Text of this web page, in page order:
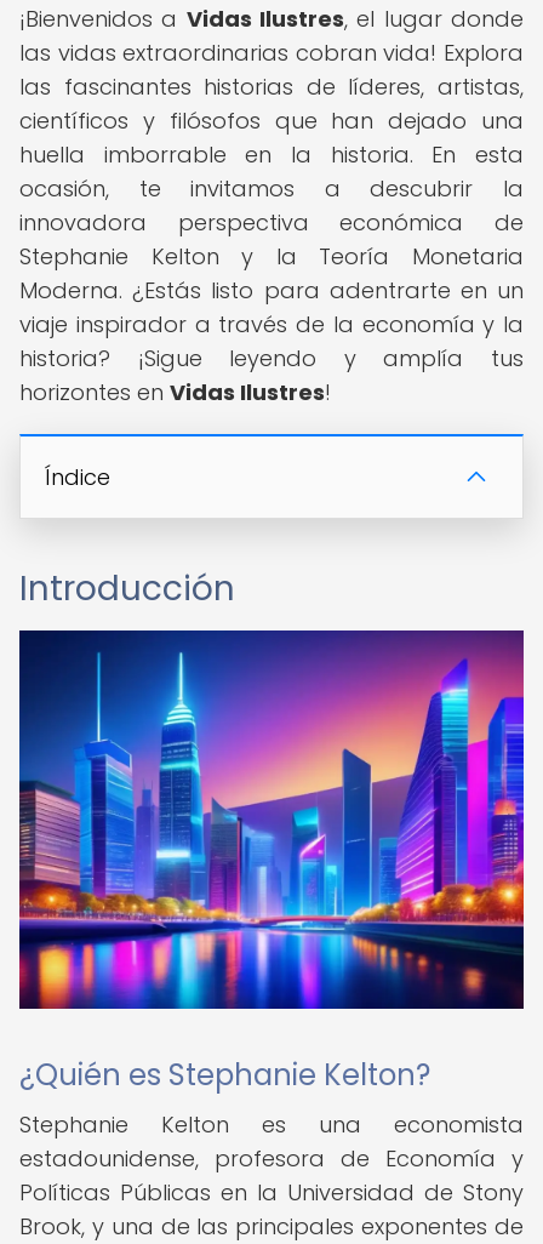
¡Bienvenidos a Vidas Ilustres, el lugar donde
las vidas extraordinarias cobran vida! Explora
las fascinantes historias de líderes, artistas,
científicos y filósofos que han dejado una
huella imborrable en la historia. En esta
ocasión, te invitamos a descubrir la
innovadora perspectiva económica de
Stephanie Kelton y la Teoría Monetaria
Moderna. ¿Estás listo para adentrarte en un
viaje inspirador a través de la economía y la
historia? ¡Sigue leyendo y amplía tus
horizontes en Vidas Ilustres!
Índice
Introducción
¿Quién es Stephanie Kelton?
Stephanie Kelton es una economista
estadounidense, profesora de Economía y
Políticas Públicas en la Universidad de Stony
Brook, y una de las principales exponentes de